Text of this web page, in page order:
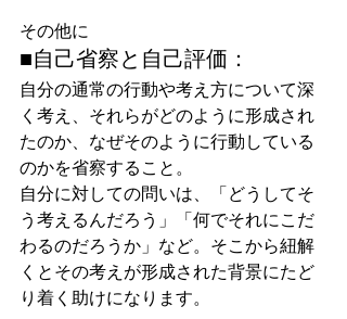
その他に
■自己省察と自己評価：
自分の通常の行動や考え方について深
く考え、それらがどのように形成され
たのか、なぜそのように行動している
のかを省察すること。
自分に対しての問いは、「どうしてそ
う考えるんだろう」「何でそれにこだ
わるのだろうか」など。そこから紐解
くとその考えが形成された背景にたど
り着く助けになります。